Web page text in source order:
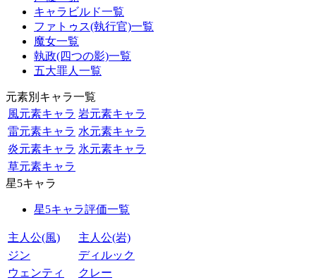
キャラビルド一覧
ファトゥス(執行官)一覧
魔女一覧
執政(四つの影)一覧
五大罪人一覧
元素別キャラ一覧
風元素キャラ 岩元素キャラ
雷元素キャラ 水元素キャラ
炎元素キャラ 氷元素キャラ
草元素キャラ
星5キャラ
星5キャラ評価一覧
主人公(風)
主人公(岩)
ジン
ディルック
ウェンティ
クレー